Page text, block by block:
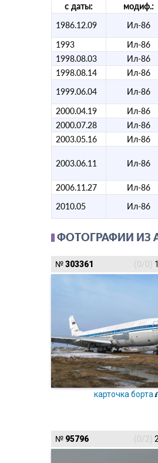
с даты: модиф.:
1986.12.09
Ил-86
1993
Ил-86
1998.08.03
Ил-86
1998.08.14
Ил-86
1999.06.04
Ил-86
2000.04.19
Ил-86
2000.07.28
Ил-86
2003.05.16
Ил-86
2003.06.11 Ил-86
2006.11.27 Ил-86
2010.05
Ил-86
ФОТОГРАФИИ ИЗ
№303361 (0/0)
карточка борта
№ 95796 (0/2)